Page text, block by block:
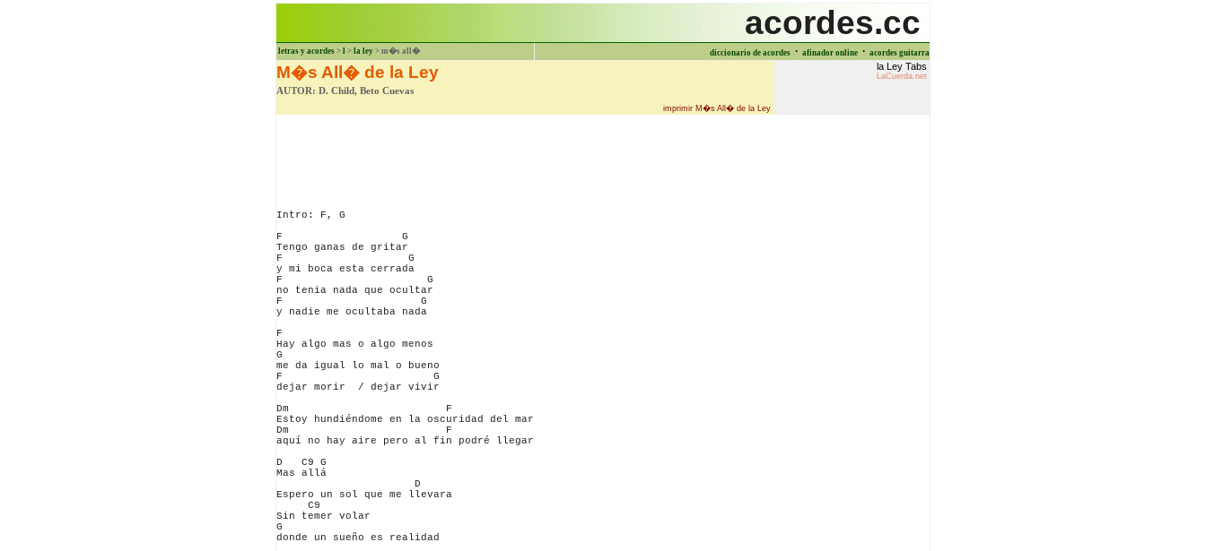
acordes.cc
letras y acordes > l > la ley > m�s all� diccionario de acordes · afinador online · acordes guitarra
M�s All� de la Ley
AUTOR: D. Child, Beto Cuevas
la Ley Tabs
LaCuerda.net
imprimir M�s All� de la Ley
Intro: F, G
F                   G
Tengo ganas de gritar
F                    G
y mi boca esta cerrada
F                       G
no tenia nada que ocultar
F                      G
y nadie me ocultaba nada
F
Hay algo mas o algo menos
G
me da igual lo mal o bueno
F                        G
dejar morir  / dejar vivir
Dm                         F
Estoy hundiéndome en la oscuridad del mar
Dm                         F
aquí no hay aire pero al fin podré llegar
D   C9 G
Mas allá
                      D
Espero un sol que me llevara
     C9
Sin temer volar
G
donde un sueño es realidad